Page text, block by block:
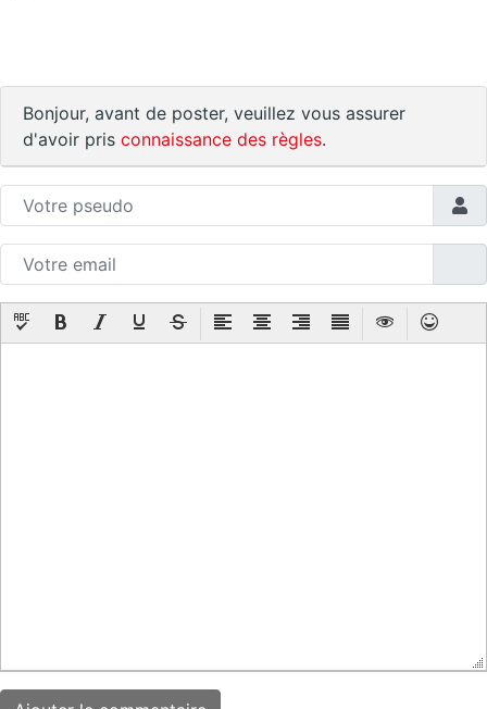
Bonjour, avant de poster, veuillez vous assurer
d'avoir pris connaissance des règles.